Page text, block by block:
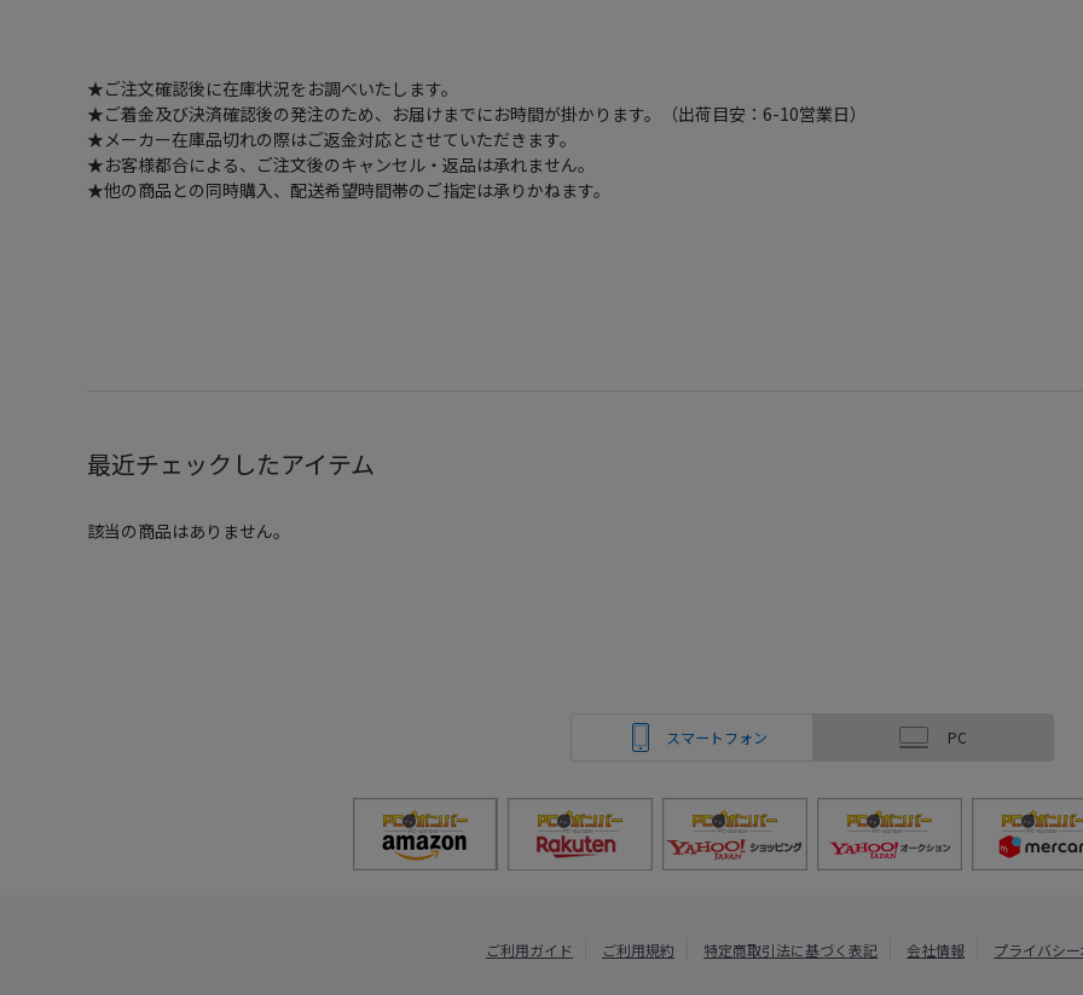
★ご注文確認後に在庫状況をお調べいたします。
★ご着金及び決済確認後の発注のため、お届けまでにお時間が掛かります。（出荷目安：6-10営業日）
★メーカー在庫品切れの際はご返金対応とさせていただきます。
★お客様都合による、ご注文後のキャンセル・返品は承れません。
★他の商品との同時購入、配送希望時間帯のご指定は承りかねます。
最近チェックしたアイテム
該当の商品はありません。
スマートフォン PC
ご利用ガイド ご利用規約 特定商取引法に基づく表記 会社情報 プライバシ